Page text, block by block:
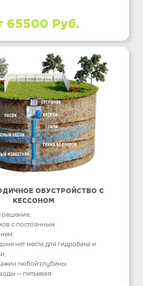
65500 Руб.
ОБУСТРОЙСТВО С
КЕССОНОМ
с постоянным
нет места для гидробака и
любой глубины.
— питьевая